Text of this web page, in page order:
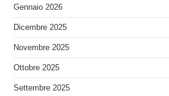
Gennaio 2026
Dicembre 2025
Novembre 2025
Ottobre 2025
Settembre 2025